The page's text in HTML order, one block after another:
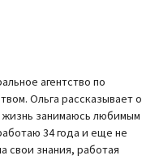
агентство по
Ольга рассказывает о
занимаюсь любимым
34 года и еще не
свои знания, работая